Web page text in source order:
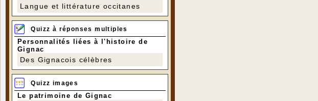
Langue et littérature occitanes
Quizz à réponses multiples
Personnalités liées à l'histoire de
Gignac
Des Gignacois célèbres
Quizz images
Le patrimoine de Gignac